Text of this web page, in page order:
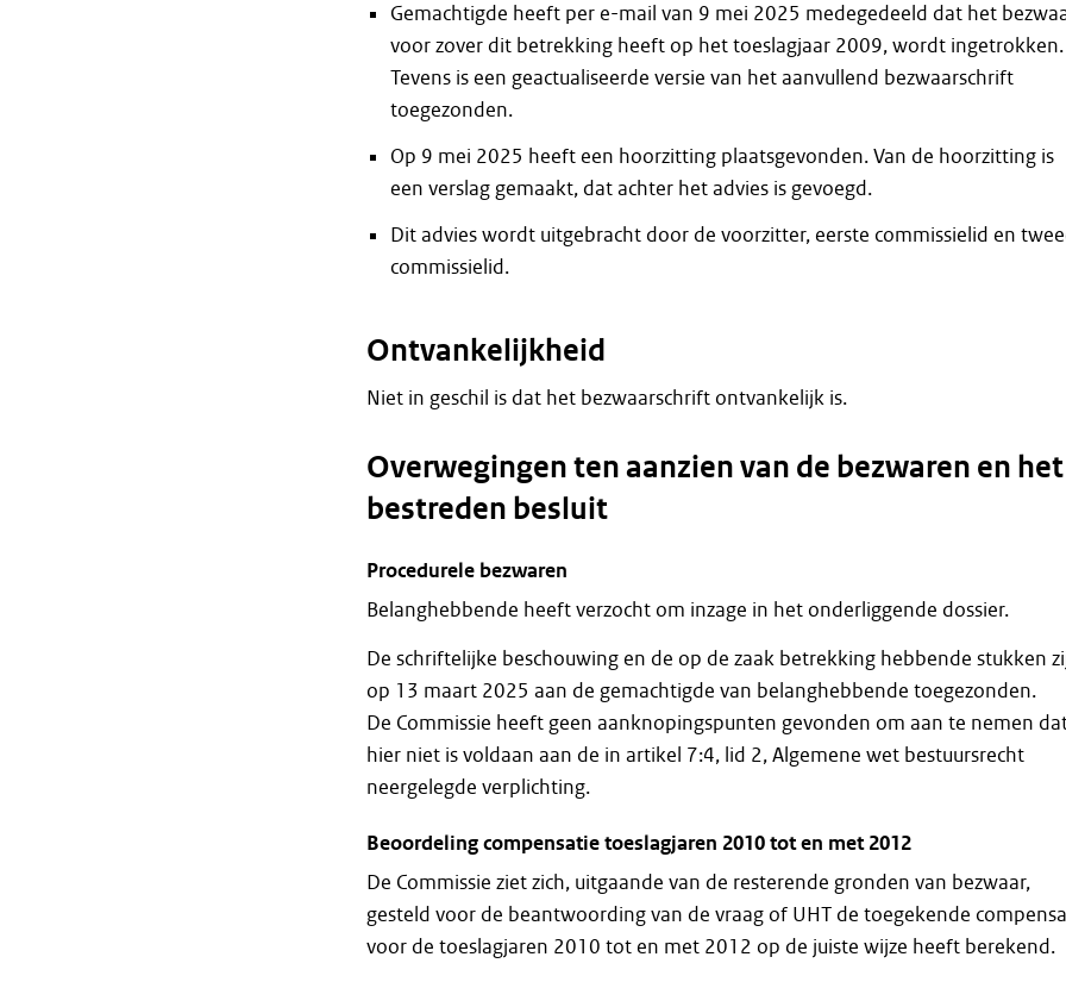
Gemachtigde heeft per e-mail van 9 mei 2025 medegedeeld dat het
voor zover dit betrekking heeft op het toeslagjaar 2009, wordt ingetrokken.
Tevens is een geactualiseerde versie van het aanvullend bezwaarschrift
toegezonden.
Op 9 mei 2025 heeft een hoorzitting plaatsgevonden. Van de hoorzitting is
een verslag gemaakt, dat achter het advies is gevoegd.
Dit advies wordt uitgebracht door de voorzitter, eerste commissielid en
commissielid.
Ontvankelijkheid
Niet in geschil is dat het bezwaarschrift ontvankelijk is.
Overwegingen ten aanzien van de bezwaren en het
bestreden besluit
Procedurele bezwaren
Belanghebbende heeft verzocht om inzage in het onderliggende dossier.
De schriftelijke beschouwing en de op de zaak betrekking hebbende stukken
op 13 maart 2025 aan de gemachtigde van belanghebbende toegezonden.
De Commissie heeft geen aanknopingspunten gevonden om aan te nemen
hier niet is voldaan aan de in artikel 7:4, lid 2, Algemene wet bestuursrecht
neergelegde verplichting.
Beoordeling compensatie toeslagjaren 2010 tot en met 2012
De Commissie ziet zich, uitgaande van de resterende gronden van bezwaar,
gesteld voor de beantwoording van de vraag of UHT de toegekende
voor de toeslagjaren 2010 tot en met 2012 op de juiste wijze heeft berekend.